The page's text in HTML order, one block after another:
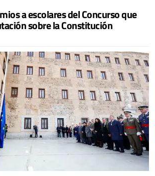
a escolares del Concurso que
sobre la Constitución